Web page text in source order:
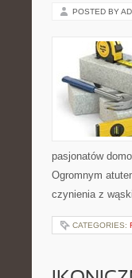
POSTED BY
pasjonatów
Ogromnym
czynienia z
CATEGORIES: